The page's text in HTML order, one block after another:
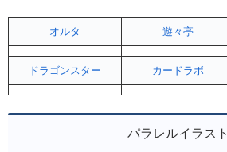
オルタ 遊々亭
ドラゴンスター カードラボ
パラレルイラスト